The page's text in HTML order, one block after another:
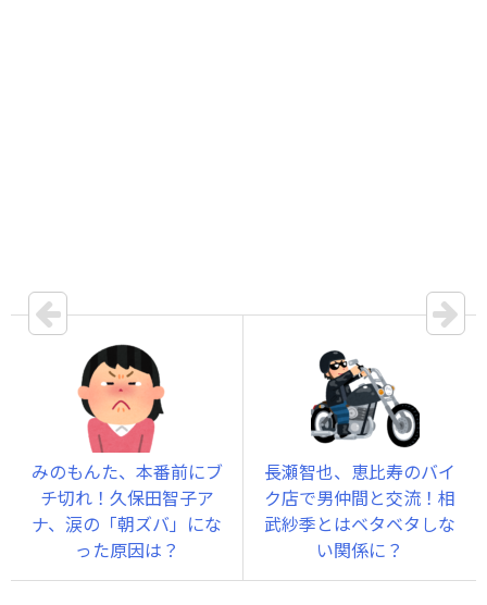
みのもんた、本番前にブ
チ切れ！久保田智子ア
ナ、涙の「朝ズバ」にな
った原因は？
長瀬智也、恵比寿のバイ
ク店で男仲間と交流！相
武紗季とはベタベタしな
い関係に？